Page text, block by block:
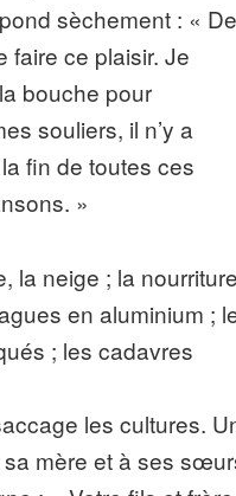
sèchement : «
faire ce plaisir. Je
bouche pour
souliers, il n’y a
fin de toutes ces
»
la neige ; la nourriture
en aluminium ;
; les cadavres
les cultures.
sa mère et à ses